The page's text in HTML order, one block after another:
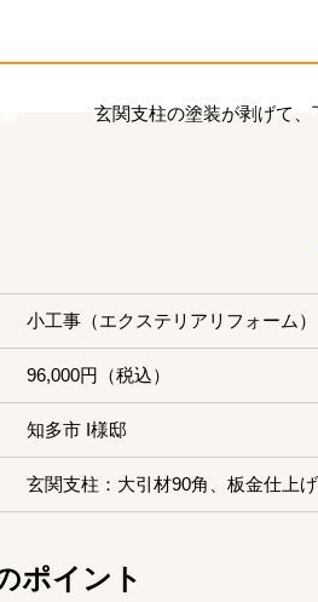
玄関支柱の塗装が剥げて
小工事（エクステリアリフォーム）
96,000円（税込）
知多市 I様邸
玄関支柱：大引材90角、板金仕上げ
ポイント